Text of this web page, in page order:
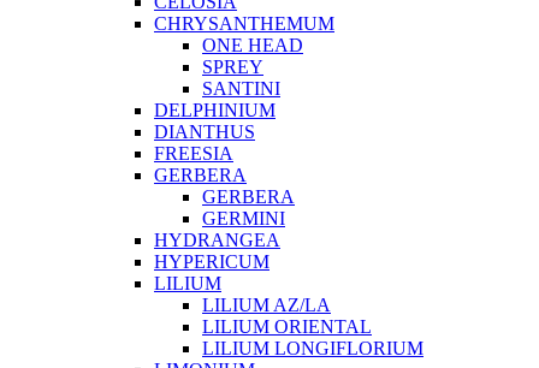
CHRYSANTHEMUM
ONE HEAD
SPREY
SANTINI
DELPHINIUM
DIANTHUS
FREESIA
GERBERA
GERBERA
GERMINI
HYDRANGEA
HYPERICUM
LILIUM
LILIUM AZ/LA
LILIUM ORIENTAL
LILIUM LONGIFLORIUM